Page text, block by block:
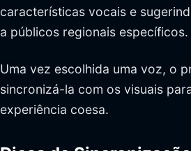
características vocais e
a públicos regionais específicos.
Uma vez escolhida uma voz, o
sincronizá-la com os visuais
experiência coesa.